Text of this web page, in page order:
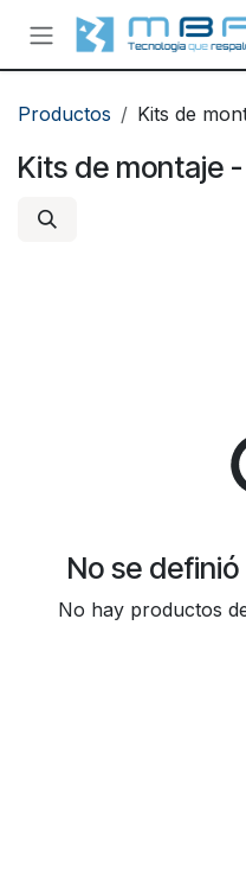
Ir al contenido
Productos Kits de
Kits de montaje
No se
No hay productos